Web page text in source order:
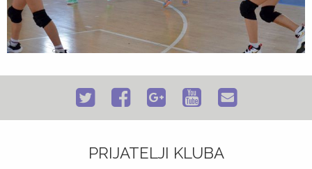
PRIJATELJI KLUBA